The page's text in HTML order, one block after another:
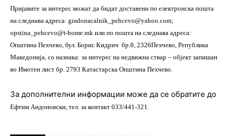
Пријавите за интерес можат да бидат доставени по електронска пошта
на следнава адреса: gradonacalnik_pehcevo@yahoo.com;
opstina_pehcevo@t-home.mk или по пошта на следнава адреса:
Општина Пехчево, бул. Борис Кидрич бр.8, 2326Пехчево, Република
Македонија, со назнака: за интерес на недвижна ствар – објект запишан
во Имотен лист бр. 2793 Катастарска Општина Пехчево.
За дополнителни информации може да се обратите до
Ефтим Андоновски, тел. за контакт 033/441-321.